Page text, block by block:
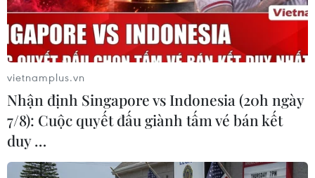
Văn phòng Tổng Công tố Thái Lan đã chính thức buộc
tội cựu Thủ tướng Thái Lan Yingluck Shinawatra gây tổn
thất cho chương trình trợ giá lúa gạo của chính phủ do
bà đứng đầu.
vietnamplus.vn
Nhận định Singapore vs Indonesia (20h ngày
7/8): Cuộc quyết đấu giành tấm vé bán kết
duy …